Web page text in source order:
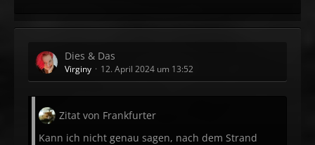
Dies & Das
Virginy 12. April 2024 um 13:52
Zitat von Frankfurter
Kann ich nicht genau sagen, nach dem Strand